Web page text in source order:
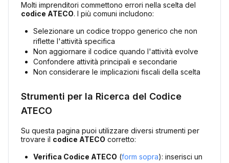
Molti imprenditori commettono errori nella scelta del
codice ATECO. I più comuni includono:
Selezionare un codice troppo generico che non
riflette l'attività specifica
Non aggiornare il codice quando l'attività evolve
Confondere attività principali e secondarie
Non considerare le implicazioni fiscali della scelta
Strumenti per la Ricerca del Codice
ATECO
Su questa pagina puoi utilizzare diversi strumenti per
trovare il codice ATECO corretto:
Verifica Codice ATECO (form sopra): inserisci un